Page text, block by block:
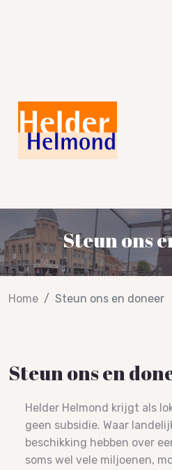
Steun ons
Home Steun ons en doneer
Steun ons en
Helder Helmond krijgt als
geen subsidie. Waar
beschikking hebben over
soms wel vele miljoenen,